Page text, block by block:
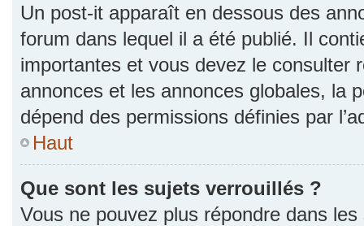
Un post-it apparaît en dessous des
forum dans lequel il a été publié. Il
importantes et vous devez le consulter
annonces et les annonces globales, la
dépend des permissions définies par
Haut
Que sont les sujets verrouillés ?
Vous ne pouvez plus répondre dans